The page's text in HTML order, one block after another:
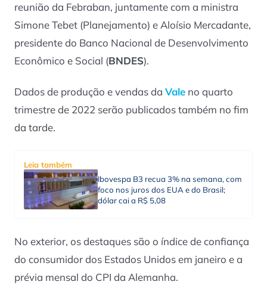
reunião da Febraban, juntamente com a ministra
Simone Tebet (Planejamento) e Aloísio Mercadante,
presidente do Banco Nacional de Desenvolvimento
Econômico e Social (BNDES).
Dados de produção e vendas da Vale no quarto
trimestre de 2022 serão publicados também no fim
da tarde.
Leia também
Ibovespa B3 recua 3% na semana, com
foco nos juros dos EUA e do Brasil;
dólar cai a R$ 5,08
No exterior, os destaques são o índice de confiança
do consumidor dos Estados Unidos em janeiro e a
prévia mensal do CPI da Alemanha.